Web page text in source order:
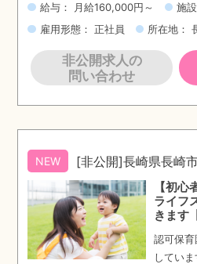
給与： 月給160,000円～
施
雇用形態： 正社員
所在地：
非公開求人の
問い合わせ
NEW [非公開]長崎県長崎
【初
ライフ
きます
認可保
してい